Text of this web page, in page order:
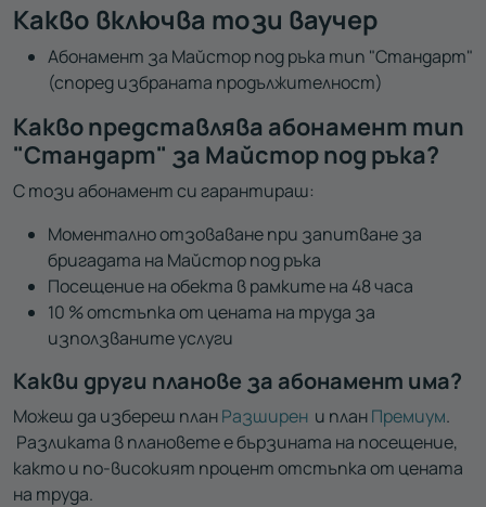
Какво включва този ваучер
Абонамент за Майстор под ръка тип "Стандарт"
(според избраната продължителност)
Какво представлява абонамент тип
"Стандарт" за Майстор под ръка?
С този абонамент си гарантираш:
Моментално отзоваване при запитване за
бригадата на Майстор под ръка
Посещение на обекта в рамките на 48 часа
10 % отстъпка от цената на труда за
използваните услуги
Какви други планове за абонамент има?
Можеш да избереш планРазширен и планПремиум.
Разликата в плановете е бързината на посещение,
както и по-високият процент отстъпка от цената
на труда.